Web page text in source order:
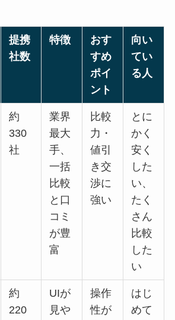
提携
社数
特徴
おす
すめ
ポイ
ント
向い
てい
る人
約
330
社
業界
最大
手、
一括
比較
と口
コミ
が豊
富
比較
力・
値引
き交
渉に
強い
とに
かく
安く
した
い、
たく
さん
比較
した
い
約
220
UIが
見や
操作
性が
はじ
めて